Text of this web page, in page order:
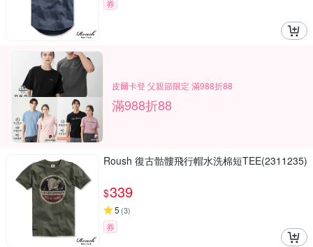
券
皮爾卡登 父親節限定 滿988折88
滿988折88
Roush 復古骷髏飛行帽水洗棉短TEE(2311235)
$339
5 (3)
券